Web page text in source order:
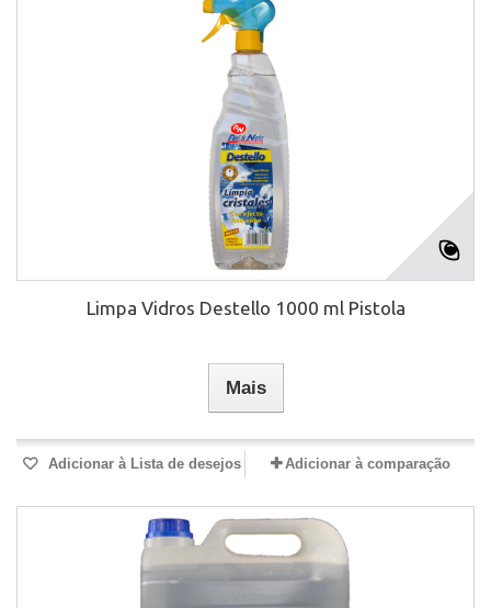
Limpa Vidros Destello 1000 ml Pistola
Mais
Adicionar à Lista de desejos Adicionar à comparação